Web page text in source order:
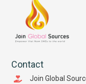
Contact
Join Global